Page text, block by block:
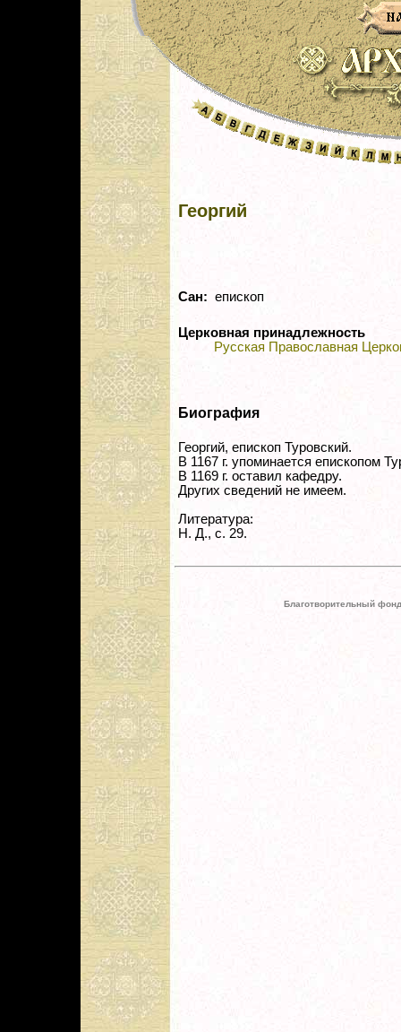
Георгий
Сан: епископ
Церковная принадлежность
Русская Православная
Биография
Георгий, епископ Туровский.
В 1167 г. упоминается епископом
В 1169 г. оставил кафедру.
Других сведений не имеем.
Литература:
Н. Д., с. 29.
Благотворительный